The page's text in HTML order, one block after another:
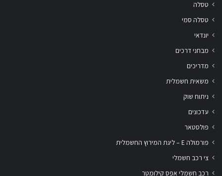
טסלה
טסלה סמי
יונדאי
מבחני דרכים
מדריכים
משאית חשמלית
ניתוח שוק
עדכונים
פולסטאר
פורמולה E – ליגת המירוץ החשמלית
צי רכב חשמלי
רכב חשמלי אפס קילומטר